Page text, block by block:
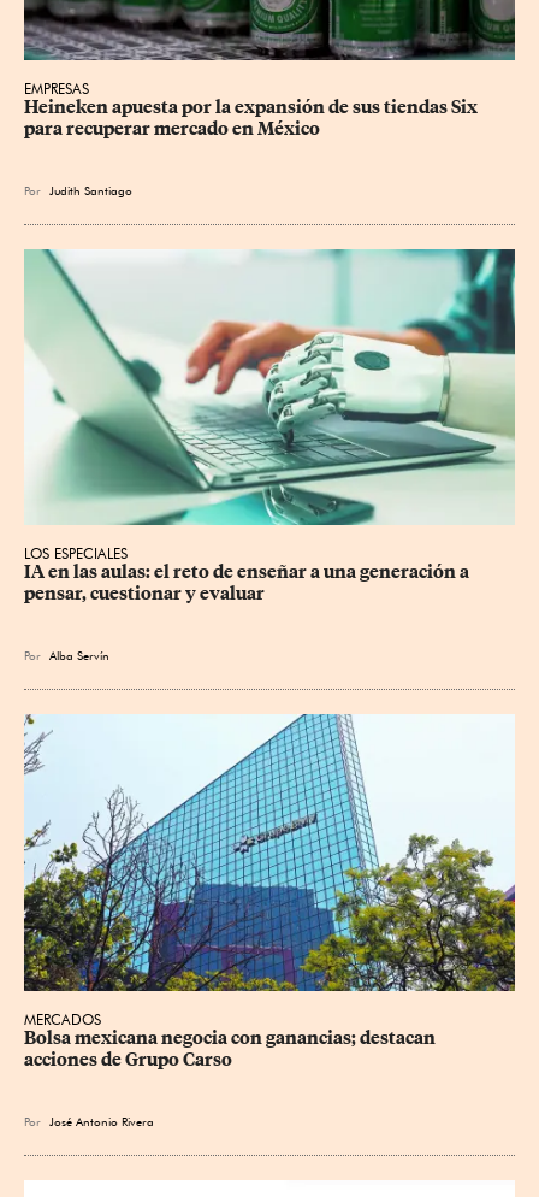
EMPRESAS
Heineken apuesta por la expansión de sus tiendas Six
para recuperar mercado en México
Por Judith Santiago
LOS ESPECIALES
IA en las aulas: el reto de enseñar a una generación a
pensar, cuestionar y evaluar
Por Alba Servín
MERCADOS
Bolsa mexicana negocia con ganancias; destacan
acciones de Grupo Carso
Por José Antonio Rivera